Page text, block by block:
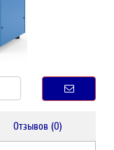
Отзывов (0)